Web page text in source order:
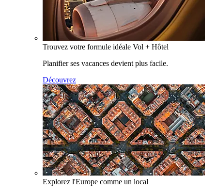
Trouvez votre formule idéale Vol + Hôtel
Planifier ses vacances devient plus facile.
Découvrez
Explorez l'Europe comme un local